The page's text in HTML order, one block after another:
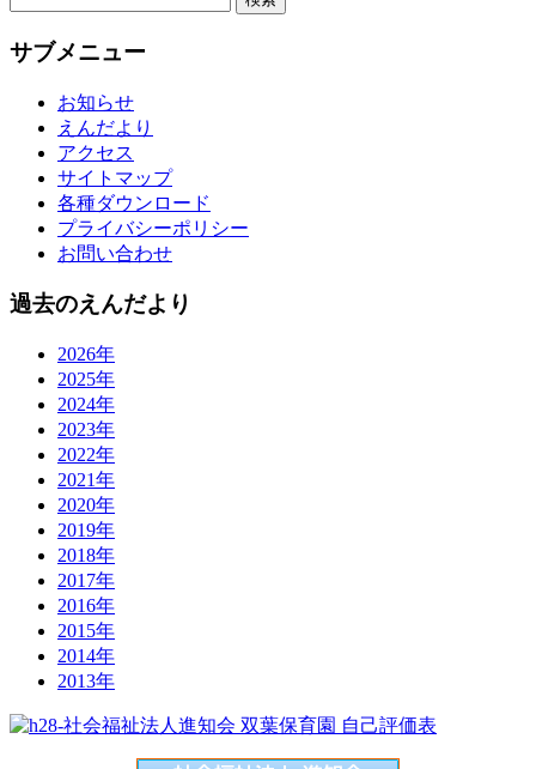
サブメニュー
お知らせ
えんだより
アクセス
サイトマップ
各種ダウンロード
プライバシーポリシー
お問い合わせ
過去のえんだより
2026年
2025年
2024年
2023年
2022年
2021年
2020年
2019年
2018年
2017年
2016年
2015年
2014年
2013年